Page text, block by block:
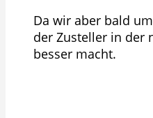
Da wir aber bald
der Zusteller in der
besser macht.